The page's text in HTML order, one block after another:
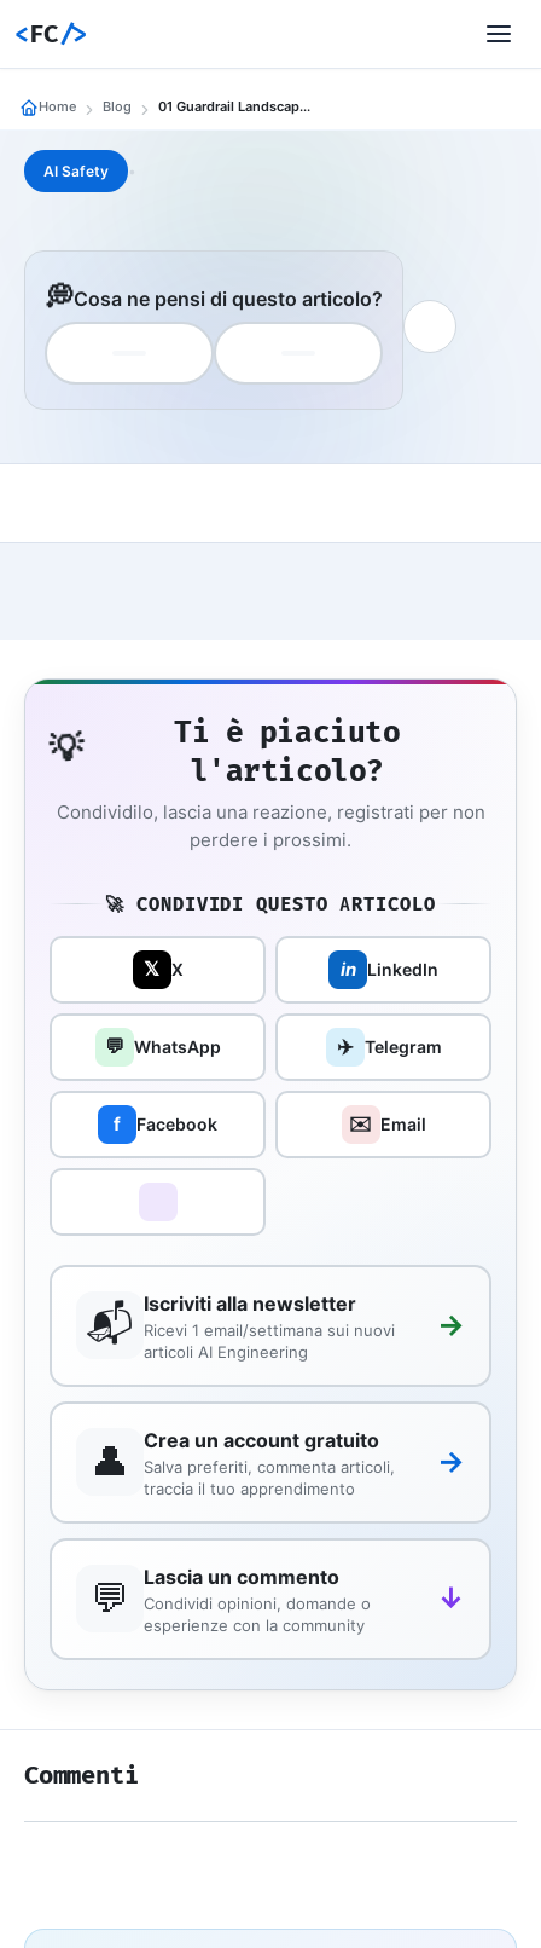
<FC/>
Home Blog 01 Guardrail Landscape 2026 Chi Decide Cosa Llm Puo Fare 3 Architetture
AI Safety •
💭Cosa ne pensi di questo articolo?
💡
Ti è piaciuto
l'articolo?
Condividilo, lascia una reazione, registrati per non
perdere i prossimi.
🚀 CONDIVIDI QUESTO ARTICOLO
𝕏 X in LinkedIn
💬 WhatsApp ✈️ Telegram
f Facebook ✉️ Email
📬 Iscriviti alla newsletter
Ricevi 1 email/settimana sui nuovi
articoli AI Engineering
→
👤 Crea un account gratuito
Salva preferiti, commenta articoli,
traccia il tuo apprendimento
→
💬 Lascia un commento
Condividi opinioni, domande o
esperienze con la community
↓
Commenti